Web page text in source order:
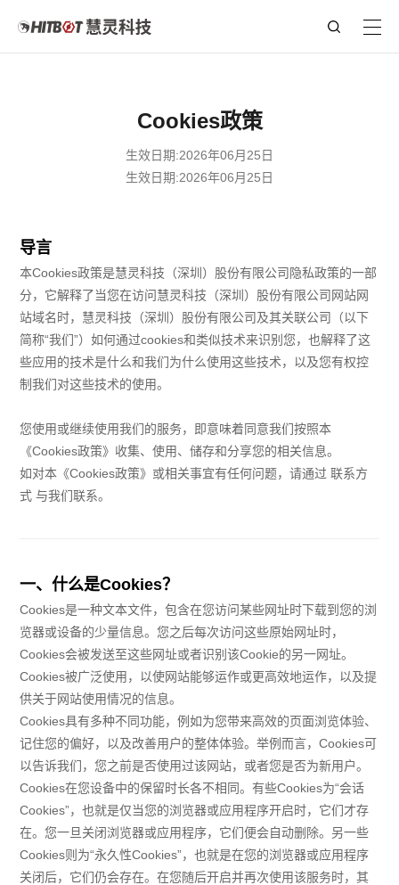
Cookies政策
生效日期:2026年06月25日
生效日期:2026年06月25日
导言
本Cookies政策是慧灵科技（深圳）股份有限公司隐私政策的一部
分，它解释了当您在访问慧灵科技（深圳）股份有限公司网站网
站域名时，慧灵科技（深圳）股份有限公司及其关联公司（以下
简称“我们”）如何通过cookies和类似技术来识别您，也解释了这
些应用的技术是什么和我们为什么使用这些技术，以及您有权控
制我们对这些技术的使用。
您使用或继续使用我们的服务，即意味着同意我们按照本
《Cookies政策》收集、使用、储存和分享您的相关信息。
如对本《Cookies政策》或相关事宜有任何问题，请通过 联系方
式 与我们联系。
一、什么是Cookies？
Cookies是一种文本文件，包含在您访问某些网址时下载到您的浏
览器或设备的少量信息。您之后每次访问这些原始网址时，
Cookies会被发送至这些网址或者识别该Cookie的另一网址。
Cookies被广泛使用，以使网站能够运作或更高效地运作，以及提
供关于网站使用情况的信息。
Cookies具有多种不同功能，例如为您带来高效的页面浏览体验、
记住您的偏好，以及改善用户的整体体验。举例而言，Cookies可
以告诉我们，您之前是否使用过该网站，或者您是否为新用户。
Cookies在您设备中的保留时长各不相同。有些Cookies为“会话
Cookies”，也就是仅当您的浏览器或应用程序开启时，它们才存
在。您一旦关闭浏览器或应用程序，它们便会自动删除。另一些
Cookies则为“永久性Cookies”，也就是在您的浏览器或应用程序
关闭后，它们仍会存在。在您随后开启并再次使用该服务时，其